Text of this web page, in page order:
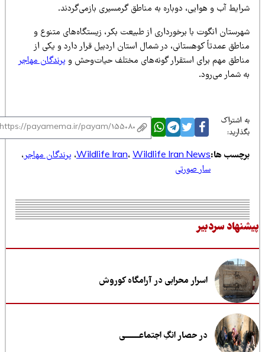
آب و هوایی، دوباره به مناطق گرمسیری بازمی‌گردند.
انگوت با برخورداری از طبیعت بکر، زیستگاه‌های متنوع و
عمدتاً کوهستانی، در شمال استان اردبیل قرار دارد و یکی از
مهم برای استقرار گونه‌های مختلف حیات‌وحش وپرندگان مهاجر
شمار می‌رود.
اشتراک
ها: Wildlife Iran،Wildlife Iran News ،پرندگان مهاجر،
سار صورتی
سردبیر
اسرار محرابی در آرامگاه کوروش
در حصار انگِ اجتماعــــــــی